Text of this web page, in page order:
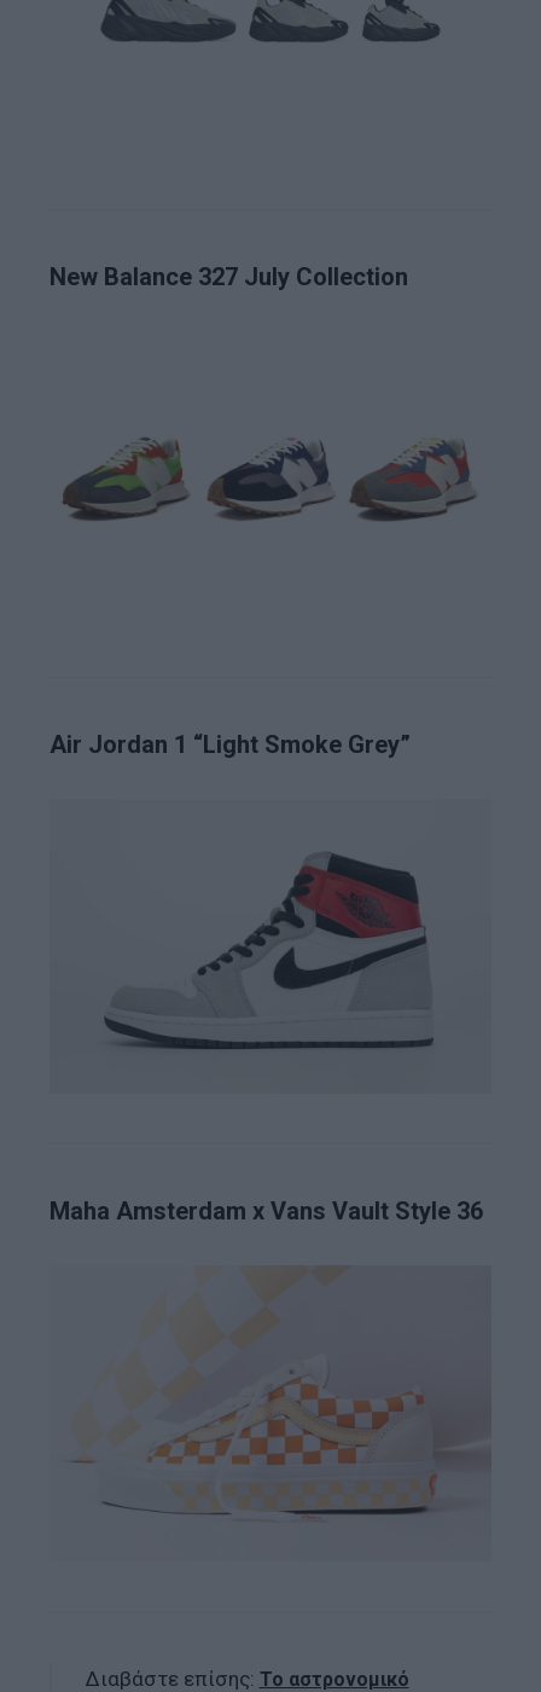
New Balance 327 July Collection
Air Jordan 1 “Light Smoke Grey”
Maha Amsterdam x Vans Vault Style 36
Διαβάστε επίσης: Το αστρονομικό